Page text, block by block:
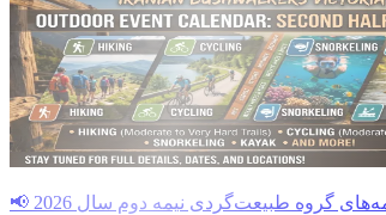
گروه طبیعت‌گردی نیمه دوم سال 2026